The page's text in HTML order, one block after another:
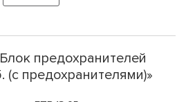
предохранителей
предохранителями)»